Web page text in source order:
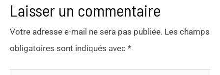
Laisser un commentaire
Votre adresse e-mail ne sera pas publiée. Les champs
obligatoires sont indiqués avec *